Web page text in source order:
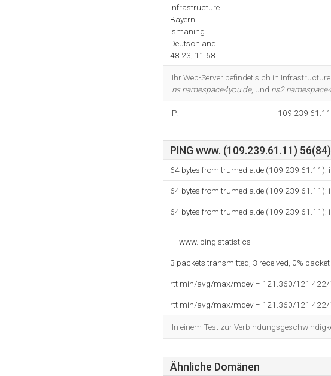
Infrastructure
Bayern
Ismaning
Deutschland
48.23, 11.68
Ihr Web-Server befindet sich in
ns.namespace4you.de, und
IP: 109.239.61.11
PING www. (109.239.61.11)
64 bytes from trumedia.de (109.239.61.11):
64 bytes from trumedia.de (109.239.61.11):
64 bytes from trumedia.de (109.239.61.11):
--- www. ping statistics ---
3 packets transmitted, 3 received, 0%
rtt min/avg/max/mdev = 121.360/
rtt min/avg/max/mdev = 121.360/
In einem Test zur
Ähnliche Domänen